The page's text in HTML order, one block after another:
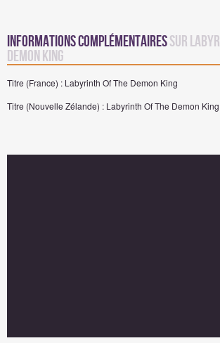
Informations complémentairessur
Demon King
Titre (France) : Labyrinth Of The Demon King
Titre (Nouvelle Zélande) : Labyrinth Of The Demon King